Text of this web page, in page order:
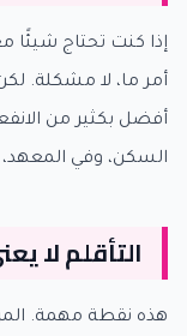
إذا كنت تحتاج شيئًا
أمر ما، لا مشكلة.
أفضل بكثير من
السكن، وفي المعهد،
التأقلم لا
هذه نقطة مهمة.